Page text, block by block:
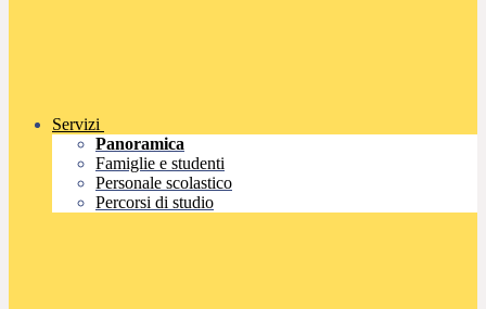
Servizi
Panoramica
Famiglie e studenti
Personale scolastico
Percorsi di studio